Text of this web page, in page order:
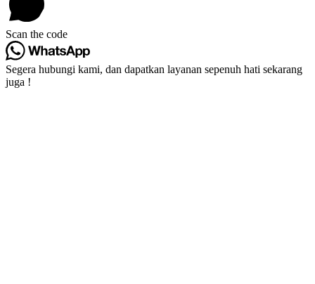
Scan the code
Segera hubungi kami, dan dapatkan layanan sepenuh hati sekarang
juga !